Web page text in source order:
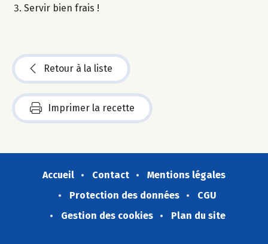
Servir bien frais !
Retour à la liste
Imprimer la recette
Accueil Contact
Mentions légales
Protection des données
CGU
Gestion des cookies
Plan du site